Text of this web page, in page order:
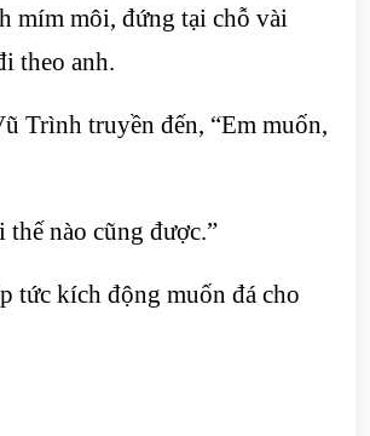
mím môi, đứng tại chỗ vài
theo anh.
Trình truyền đến, “Em muốn,
nào cũng được.”
tức kích động muốn đá cho